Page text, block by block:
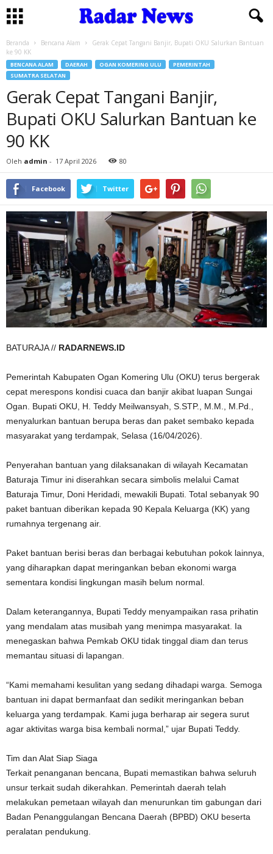
Beranda Bencana Alam
Gerak Cepat Tangani Banjir, Bupati OKU Salurkan Bantuan
ke 90 KK
BENCANA ALAM DAERAH OGAN KOMERING ULU
PEMERINTAH
SUMATRA SELATAN
Gerak Cepat Tangani Banjir,
Bupati OKU Salurkan Bantuan ke
90 KK
Oleh admin - 17 April 2026 80
Facebook Twitter
BATURAJA // RADARNEWS.ID
Pemerintah Kabupaten Ogan Komering Ulu (OKU) terus bergerak
cepat merespons kondisi cuaca dan banjir akibat luapan Sungai
Ogan. Bupati OKU, H. Teddy Meilwansyah, S.STP., M.M., M.Pd.,
menyalurkan bantuan berupa beras dan paket sembako kepada
masyarakat yang terdampak, Selasa (16/04/2026).
Penyerahan bantuan yang dilaksanakan di wilayah Kecamatan
Baturaja Timur ini diserahkan secara simbolis melalui Camat
Baturaja Timur, Doni Heridadi, mewakili Bupati. Total sebanyak 90
paket bantuan diberikan kepada 90 Kepala Keluarga (KK) yang
rumahnya tergenang air.
Paket bantuan berisi beras dan berbagai kebutuhan pokok lainnya,
yang diharapkan dapat meringankan beban ekonomi warga
sementara kondisi lingkungan masih belum normal.
Dalam keterangannya, Bupati Teddy menyampaikan rasa prihatin
yang mendalam atas musibah yang menimpa masyarakat. Ia
menegaskan bahwa Pemkab OKU tidak tinggal diam dan terus
memantau situasi di lapangan.
“Kami memahami kesulitan yang sedang dihadapi warga. Semoga
bantuan ini dapat bermanfaat dan sedikit meringankan beban
keluarga yang terdampak. Kami juga berharap air segera surut
agar aktivitas warga bisa kembali normal,” ujar Bupati Teddy.
Tim dan Alat Siap Siaga
Terkait penanganan bencana, Bupati memastikan bahwa seluruh
unsur terkait sudah dikerahkan. Pemerintah daerah telah
melakukan pemetaan wilayah dan menurunkan tim gabungan dari
Badan Penanggulangan Bencana Daerah (BPBD) OKU beserta
peralatan pendukung.